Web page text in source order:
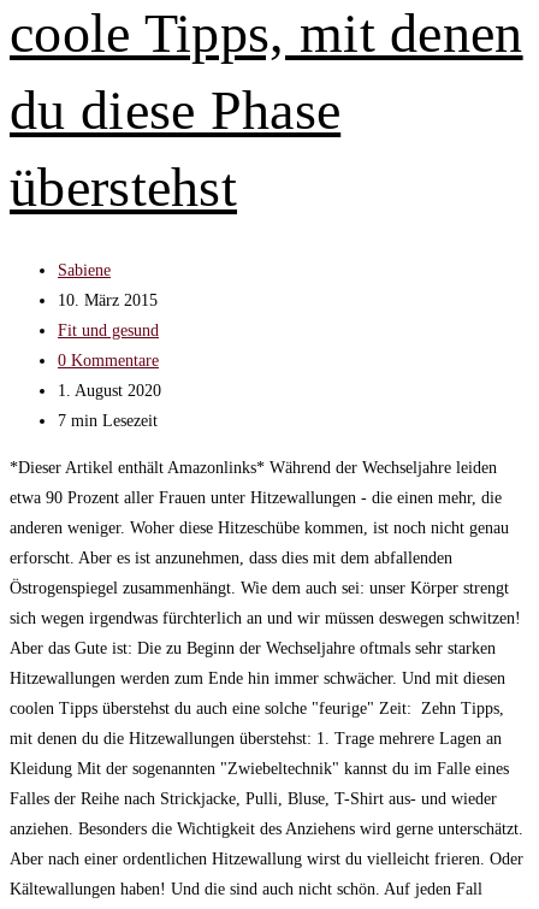
coole Tipps, mit denen
du diese Phase
überstehst
Beitrags-
Autor:
Sabiene
Beitrag
veröffentlicht:
10. März 2015
Beitrags-
Kategorie:
Fit und gesund
Beitrags-
Kommentare:
0 Kommentare
Beitrag
zuletzt
1. August 2020
Lesedauer:
7 min Lesezeit
*Dieser Artikel enthält Amazonlinks* Während der Wechseljahre leiden
etwa 90 Prozent aller Frauen unter Hitzewallungen - die einen mehr, die
anderen weniger. Woher diese Hitzeschübe kommen, ist noch nicht genau
erforscht. Aber es ist anzunehmen, dass dies mit dem abfallenden
Östrogenspiegel zusammenhängt. Wie dem auch sei: unser Körper strengt
sich wegen irgendwas fürchterlich an und wir müssen deswegen schwitzen!
Aber das Gute ist: Die zu Beginn der Wechseljahre oftmals sehr starken
Hitzewallungen werden zum Ende hin immer schwächer. Und mit diesen
coolen Tipps überstehst du auch eine solche "feurige" Zeit: Zehn Tipps,
mit denen du die Hitzewallungen überstehst: 1. Trage mehrere Lagen an
Kleidung Mit der sogenannten "Zwiebeltechnik" kannst du im Falle eines
Falles der Reihe nach Strickjacke, Pulli, Bluse, T-Shirt aus- und wieder
anziehen. Besonders die Wichtigkeit des Anziehens wird gerne unterschätzt.
Aber nach einer ordentlichen Hitzewallung wirst du vielleicht frieren. Oder
Kältewallungen haben! Und die sind auch nicht schön. Auf jeden Fall